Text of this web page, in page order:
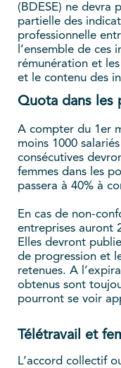
(BDESE) ne devra
partielle des
professionnelle
l’ensemble de ces
rémunération et
et le contenu des
Quota dans les
A compter du 1er
moins 1000
consécutives
femmes dans les
passera à 40% à
En cas de non-
entreprises auront
Elles devront
de progression et
retenues. A
obtenus sont
pourront se voir
Télétravail et
L’accord collectif